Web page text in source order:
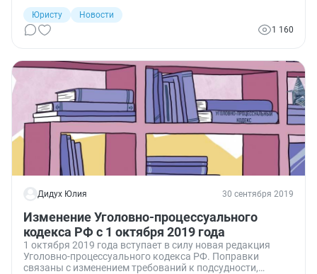
Юристу
Новости
1 160
Дидух Юлия 30 сентября 2019
Изменение Уголовно-процессуального
кодекса РФ с 1 октября 2019 года
1 октября 2019 года вступает в силу новая редакция
Уголовно-процессуального кодекса РФ. Поправки
связаны с изменением требований к подсудности,